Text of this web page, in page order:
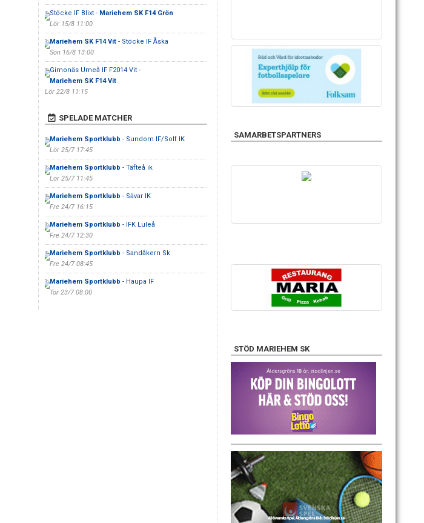
Stöcke IF Blixt - Mariehem SK F14 Grön
Lör 15/8 11:00
Mariehem SK F14 Vit- Stöcke IF Åska
Sön 16/8 13:00
Gimonäs Umeå IF F2014 Vit -
Mariehem SK F14 Vit
Lör 22/8 11:15
SPELADE MATCHER
Mariehem Sportklubb - Sundom IF/Solf IK
Lör 25/7 17:45
Mariehem Sportklubb - Täfteå ik
Lör 25/7 11:45
Mariehem Sportklubb - Sävar IK
Fre 24/7 16:15
Mariehem Sportklubb - IFK Luleå
Fre 24/7 12:30
Mariehem Sportklubb - Sandåkern Sk
Fre 24/7 08:45
Mariehem Sportklubb - Haupa IF
Tor 23/7 08:00
SAMARBETSPARTNERS
STÖD MARIEHEM SK